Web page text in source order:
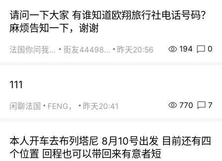
请问一下大家 有谁知道欧翔旅行社电话号码？
麻烦告知一下，谢谢
法国你问我答 街友44498484 昨天20:56 194 0
111
闲聊法国 FENG， 昨天20:41 770 7
本人开车去布列塔尼 8月10号出发 目前还有四
个位置 回程也可以带回来有意者短